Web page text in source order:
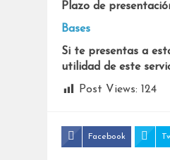
Plazo de
Bases
Si te presentas a
utilidad de este
Post Views: 124
Facebook